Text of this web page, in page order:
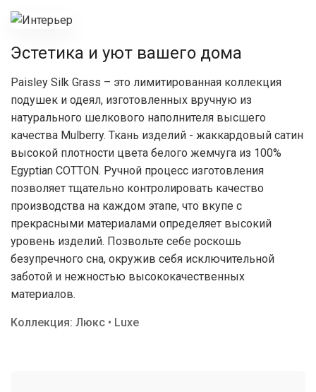
Эстетика и уют вашего дома
Paisley Silk Grass – это лимитированная коллекция
подушек и одеял, изготовленных вручную из
натурального шелкового наполнителя высшего
качества Mulberry. Ткань изделий - жаккардовый сатин
высокой плотности цвета белого жемчуга из 100%
Egyptian COTTON. Ручной процесс изготовления
позволяет тщательно контролировать качество
производства на каждом этапе, что вкупе с
прекрасными материалами определяет высокий
уровень изделий. Позвольте себе роскошь
безупречного сна, окружив себя исключительной
заботой и нежностью высококачественных
материалов.
Коллекция: Люкс • Luxe